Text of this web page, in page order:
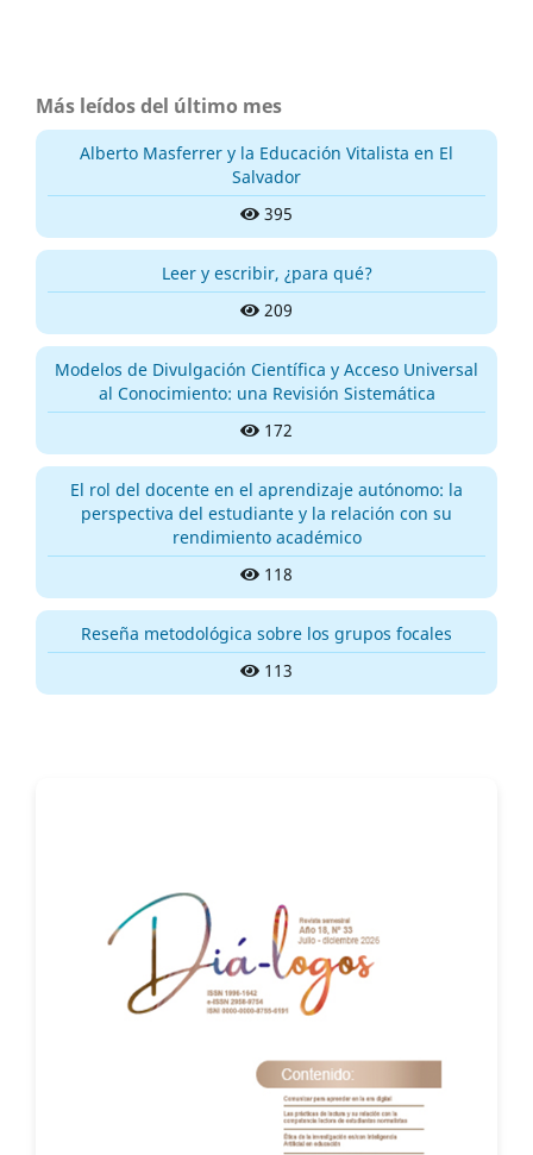
Más leídos del último mes
Alberto Masferrer y la Educación Vitalista en El
Salvador
395
Leer y escribir, ¿para qué?
209
Modelos de Divulgación Científica y Acceso Universal
al Conocimiento: una Revisión Sistemática
172
El rol del docente en el aprendizaje autónomo: la
perspectiva del estudiante y la relación con su
rendimiento académico
118
Reseña metodológica sobre los grupos focales
113